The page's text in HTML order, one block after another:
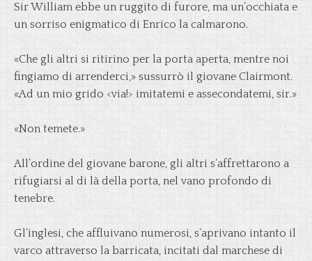
Sir William ebbe un ruggito di furore, ma un’occhiata e
un sorriso enigmatico di Enrico la calmarono.
«Che gli altri si ritirino per la porta aperta, mentre noi
fingiamo di arrenderci,» sussurrò il giovane Clairmont.
«Ad un mio grido <via!> imitatemi e assecondatemi, sir.»
«Non temete.»
All’ordine del giovane barone, gli altri s’affrettarono a
rifugiarsi al di là della porta, nel vano profondo di
tenebre.
Gl’inglesi, che affluivano numerosi, s’aprivano intanto il
varco attraverso la barricata, incitati dal marchese di